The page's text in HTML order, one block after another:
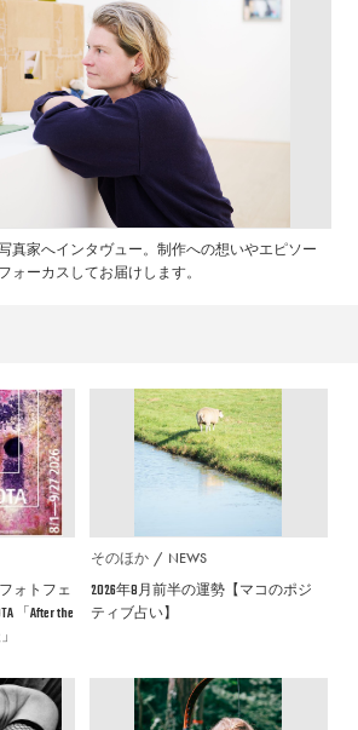
真家へインタヴュー。制作への想いやエピソー
ォーカスしてお届けします。
ォトフェ
「After the
そのほか NEWS
2026年8月前半の運勢【マコのポジ
ティブ占い】